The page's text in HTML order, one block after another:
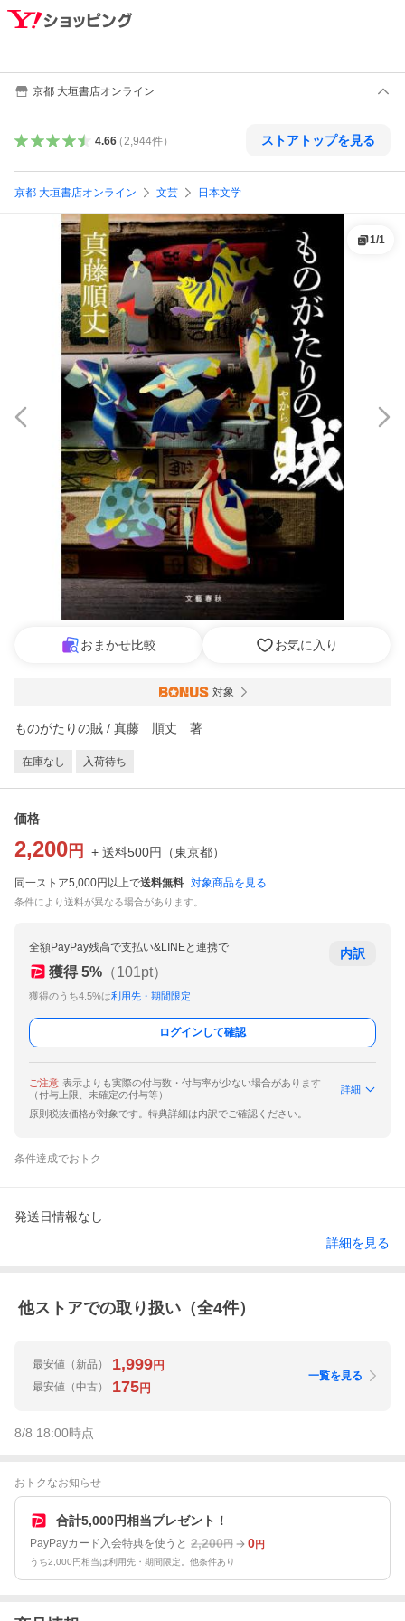
京都 大垣書店オンライン
4.66（ 2,944件） ストアトップを見る
京都 大垣書店オンライン 文芸 日本文学
1/1
おまかせ比較 お気に入り
対象
ものがたりの賊 / 真藤 順丈 著
在庫なし 入荷待ち
価格
2,200 円 + 送料500円 （東京都）
同一ストア5,000円以上で送料無料 対象商品を見る
条件により送料が異なる場合があります。
全額PayPay残高で支払い&LINEと連携で
獲得 5% （101pt）
獲得のうち4.5%は利用先・期間限定
内訳
ログインして確認
ご注意 表示よりも実際の付与数・付与率が少ない場合があります
（付与上限、未確定の付与等）
詳細
原則税抜価格が対象です。特典詳細は内訳でご確認ください。
条件達成でおトク
発送日情報なし
詳細を見る
他ストアでの取り扱い（全4件）
最安値 （新品） 1,999円
最安値 （中古） 175円
一覧を見る
8/8 18:00時点
おトクなお知らせ
合計5,000円相当プレゼント！
PayPayカード入会特典を使うと 2,200円 0円
うち2,000円相当は利用先・期間限定。他条件あり